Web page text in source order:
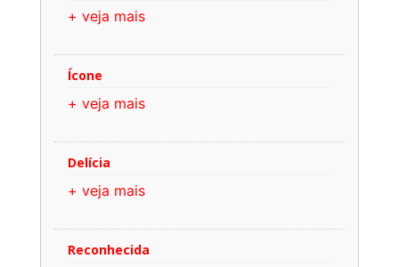
+ veja mais
Ícone
+ veja mais
Delícia
+ veja mais
Reconhecida